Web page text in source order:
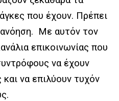
που έχουν. Πρέπει
Με αυτόν τον
επικοινωνίας που
να έχουν
να επιλύουν τυχόν